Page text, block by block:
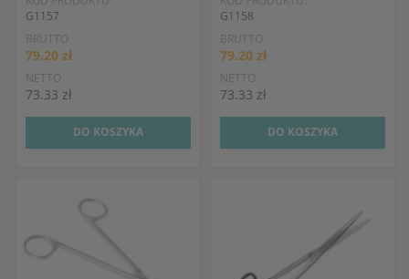
G1157
BRUTTO
79.20 zł
NETTO
73.33 zł
DO KOSZYKA
G1158
BRUTTO
79.20 zł
NETTO
73.33 zł
DO KOSZYKA